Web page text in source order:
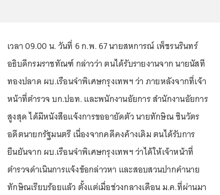
เวลา 09.00 น. วันที่ 6 ก.พ. 67 นายสหการณ์ เพ็ชรนรินทร์
อธิบดีกรมราชทัณฑ์ กล่าวว่า ตนได้รับรายงานจาก นายนัสที
ทองปลาด ผบ.เรือนจำพิเศษกรุงเทพฯ ว่า ภายหลังจากที่เจ้า
หน้าที่ตำรวจ บก.ปอท. และพนักงานอัยการ สำนักงานอัยการ
สูงสุด ได้มีหนังสือแจ้งการขออายัดตัว นายทักษิณ ชินวัตร
อดีตนายกรัฐมนตรี เนื่องจากคดีคงค้างเดิม ตนได้รับการ
ยืนยันจาก ผบ.เรือนจำพิเศษกรุงเทพฯ ว่าได้ให้เจ้าหน้าที่
ตำรวจดำเนินการแจ้งข้อกล่าวหา และสอบสวนปากคำนาย
ทักษิณเรียบร้อยแล้ว ตั้งแต่เมื่อช่วงกลางเดือน ม.ค.ที่ผ่านมา